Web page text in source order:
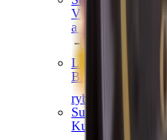
V hořké čokoládě
a jogurtu
Lesní ovoce
Brusinky a borůvky
rybíz
Další
Sušené bobule a
Kustovnice čínská